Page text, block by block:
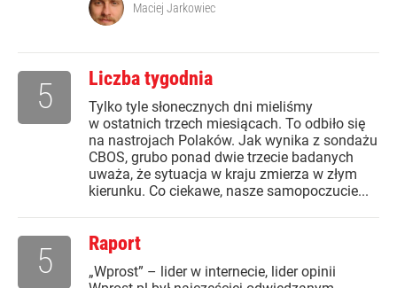
Maciej Jarkowiec
Liczba tygodnia
Tylko tyle słonecznych dni mieliśmy
w ostatnich trzech miesiącach. To odbiło się
na nastrojach Polaków. Jak wynika z sondażu
CBOS, grubo ponad dwie trzecie badanych
uważa, że sytuacja w kraju zmierza w złym
kierunku. Co ciekawe, nasze samopoczucie...
5
Raport
„Wprost” – lider w internecie, lider opinii
5